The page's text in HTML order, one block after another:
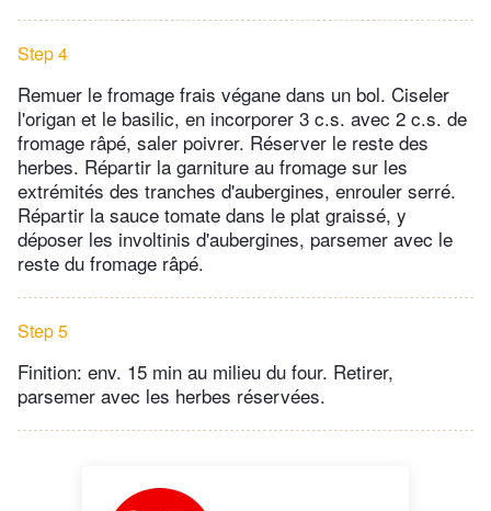
Step 4
Remuer le fromage frais végane dans un bol. Ciseler
l'origan et le basilic, en incorporer 3 c.s. avec 2 c.s. de
fromage râpé, saler poivrer. Réserver le reste des
herbes. Répartir la garniture au fromage sur les
extrémités des tranches d'aubergines, enrouler serré.
Répartir la sauce tomate dans le plat graissé, y
déposer les involtinis d'aubergines, parsemer avec le
reste du fromage râpé.
Step 5
Finition: env. 15 min au milieu du four. Retirer,
parsemer avec les herbes réservées.